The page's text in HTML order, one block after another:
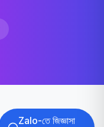
Zalo-তে জিজ্ঞাসা